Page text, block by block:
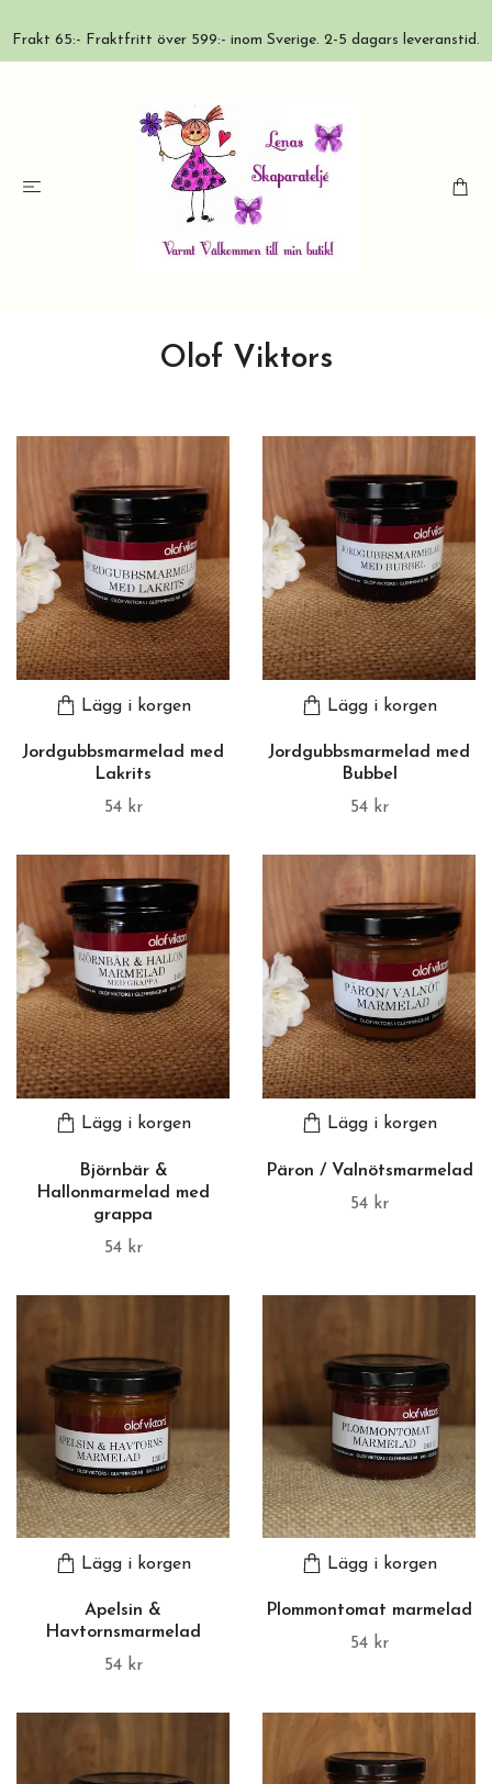
Frakt 65:- Fraktfritt över 599:- inom Sverige. 2-5 dagars leveranstid.
Olof Viktors
Lägg i korgen
Jordgubbsmarmelad med
Lakrits
54 kr
Lägg i korgen
Jordgubbsmarmelad med
Bubbel
54 kr
Lägg i korgen
Björnbär &
Hallonmarmelad med
grappa
54 kr
Lägg i korgen
Päron / Valnötsmarmelad
54 kr
Lägg i korgen
Apelsin &
Havtornsmarmelad
54 kr
Lägg i korgen
Plommontomat marmelad
54 kr